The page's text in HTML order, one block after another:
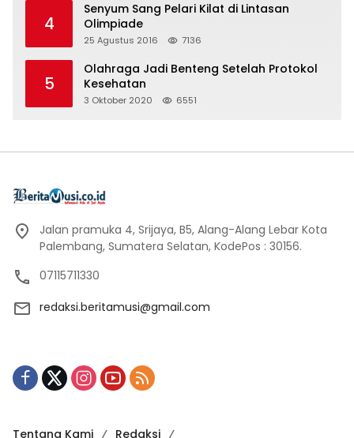
4
Senyum Sang Pelari Kilat di Lintasan
Olimpiade
25 Agustus 2016 7136
5
Olahraga Jadi Benteng Setelah Protokol
Kesehatan
3 Oktober 2020 6551
Jalan pramuka 4, Srijaya, B5, Alang-Alang Lebar Kota
Palembang, Sumatera Selatan, KodePos : 30156.
07115711330
redaksi.beritamusi@gmail.com
Tentang Kami Redaksi